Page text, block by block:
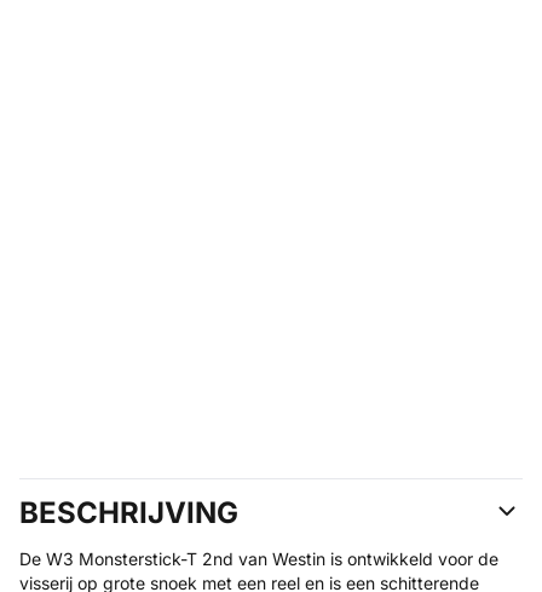
BESCHRIJVING
De W3 Monsterstick-T 2nd van Westin is ontwikkeld voor de
visserij op grote snoek met een reel en is een schitterende